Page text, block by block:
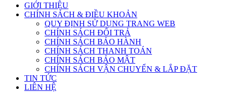
GIỚI THIỆU
CHÍNH SÁCH & ĐIỀU KHOẢN
QUY ĐỊNH SỬ DỤNG TRANG WEB
CHÍNH SÁCH ĐỔI TRẢ
CHÍNH SÁCH BẢO HÀNH
CHÍNH SÁCH THANH TOÁN
CHÍNH SÁCH BẢO MẬT
CHÍNH SÁCH VẬN CHUYỂN & LẮP ĐẶT
TIN TỨC
LIÊN HỆ